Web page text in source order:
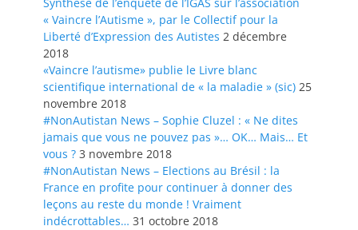
« Vaincre l’Autisme », par le Collectif pour la
Liberté d’Expression des Autistes 2 décembre
2018
«Vaincre l’autisme» publie le Livre blanc
scientifique international de « la maladie » (sic) 25
novembre 2018
#NonAutistan News – Sophie Cluzel : « Ne dites
jamais que vous ne pouvez pas »… OK… Mais… Et
vous ? 3 novembre 2018
#NonAutistan News – Elections au Brésil : la
France en profite pour continuer à donner des
leçons au reste du monde ! Vraiment
indécrottables… 31 octobre 2018